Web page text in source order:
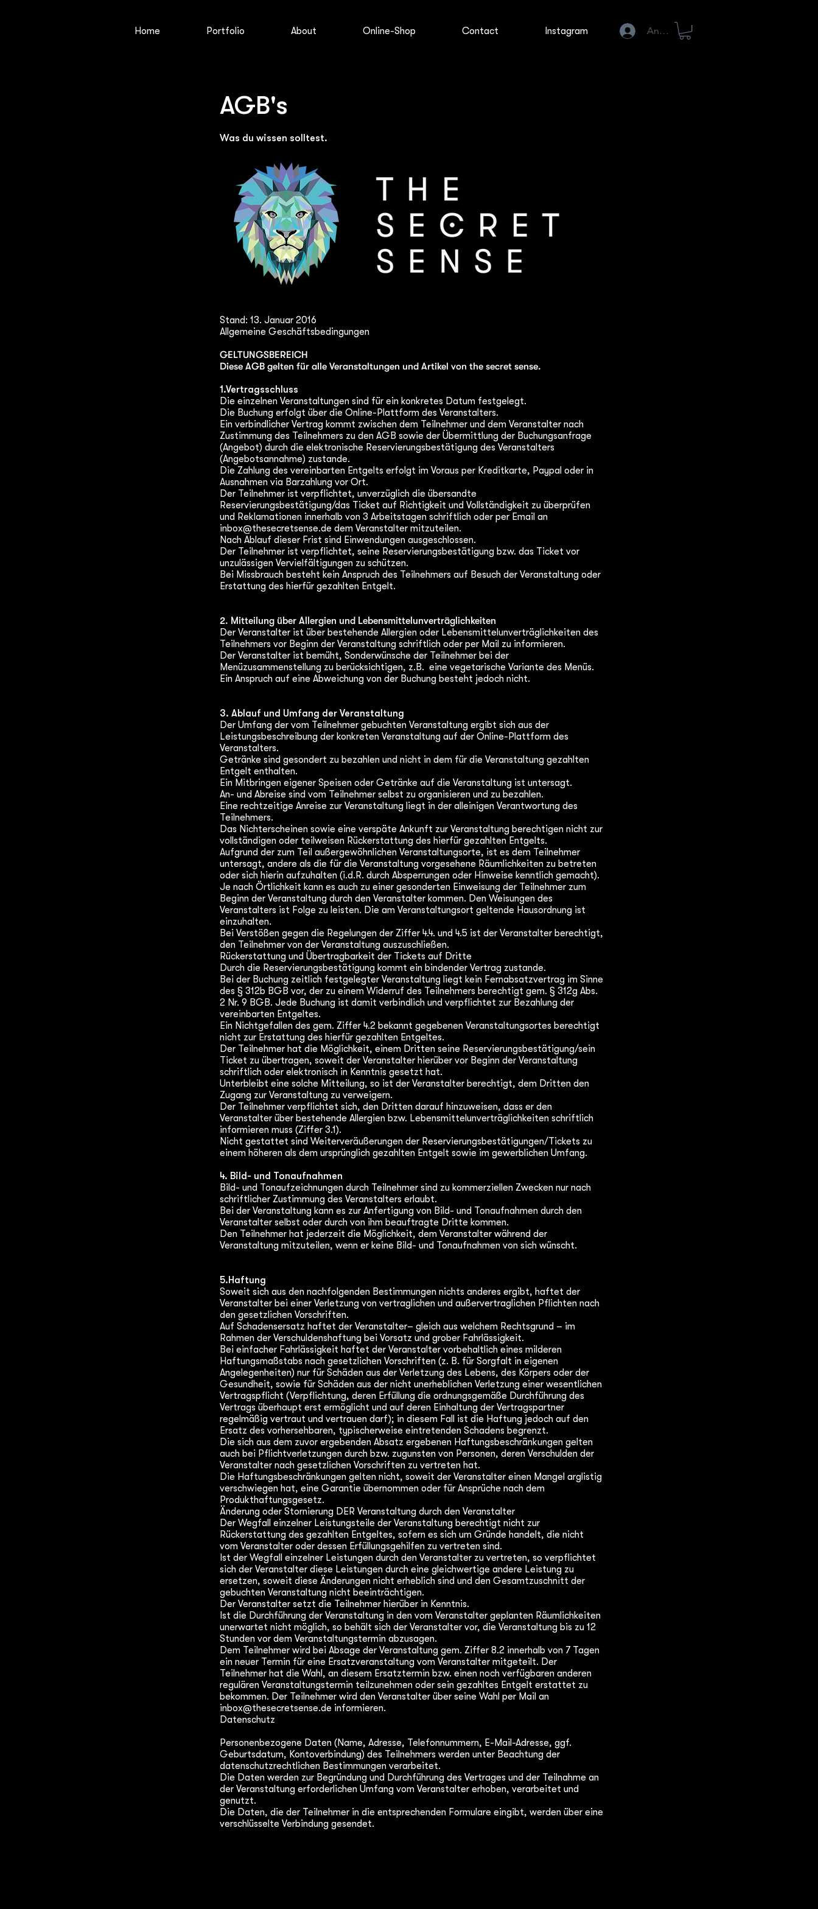
Home Portfolio About Online-Shop Contact Instagram Anmelden
AGB's
Was du wissen solltest.
Stand: 13. Januar 2016
Allgemeine Geschäftsbedingungen
GELTUNGSBEREICH
Diese AGB gelten für alle Veranstaltungen und Artikel von the secret sense.
1.Vertragsschluss
Die einzelnen Veranstaltungen sind für ein konkretes Datum festgelegt.
Die Buchung erfolgt über die Online-Plattform des Veranstalters.
Ein verbindlicher Vertrag kommt zwischen dem Teilnehmer und dem Veranstalter nach
Zustimmung des Teilnehmers zu den AGB sowie der Übermittlung der Buchungsanfrage
(Angebot) durch die elektronische Reservierungsbestätigung des Veranstalters
(Angebotsannahme) zustande.
Die Zahlung des vereinbarten Entgelts erfolgt im Voraus per Kreditkarte, Paypal oder in
Ausnahmen via Barzahlung vor Ort.
Der Teilnehmer ist verpflichtet, unverzüglich die übersandte
Reservierungsbestätigung/das Ticket auf Richtigkeit und Vollständigkeit zu überprüfen
und Reklamationen innerhalb von 3 Arbeitstagen schriftlich oder per Email an
inbox@thesecretsense.de dem Veranstalter mitzuteilen.
Nach Ablauf dieser Frist sind Einwendungen ausgeschlossen.
Der Teilnehmer ist verpflichtet, seine Reservierungsbestätigung bzw. das Ticket vor
unzulässigen Vervielfältigungen zu schützen.
Bei Missbrauch besteht kein Anspruch des Teilnehmers auf Besuch der Veranstaltung oder
Erstattung des hierfür gezahlten Entgelt.
2. Mitteilung über Allergien und Lebensmittelunverträglichkeiten
Der Veranstalter ist über bestehende Allergien oder Lebensmittelunverträglichkeiten des
Teilnehmers vor Beginn der Veranstaltung schriftlich oder per Mail zu informieren.
Der Veranstalter ist bemüht, Sonderwünsche der Teilnehmer bei der
Menüzusammenstellung zu berücksichtigen, z.B. eine vegetarische Variante des Menüs.
Ein Anspruch auf eine Abweichung von der Buchung besteht jedoch nicht.
3. Ablauf und Umfang der Veranstaltung
Der Umfang der vom Teilnehmer gebuchten Veranstaltung ergibt sich aus der
Leistungsbeschreibung der konkreten Veranstaltung auf der Online-Plattform des
Veranstalters.
Getränke sind gesondert zu bezahlen und nicht in dem für die Veranstaltung gezahlten
Entgelt enthalten.
Ein Mitbringen eigener Speisen oder Getränke auf die Veranstaltung ist untersagt.
An- und Abreise sind vom Teilnehmer selbst zu organisieren und zu bezahlen.
Eine rechtzeitige Anreise zur Veranstaltung liegt in der alleinigen Verantwortung des
Teilnehmers.
Das Nichterscheinen sowie eine verspäte Ankunft zur Veranstaltung berechtigen nicht zur
vollständigen oder teilweisen Rückerstattung des hierfür gezahlten Entgelts.
Aufgrund der zum Teil außergewöhnlichen Veranstaltungsorte, ist es dem Teilnehmer
untersagt, andere als die für die Veranstaltung vorgesehene Räumlichkeiten zu betreten
oder sich hierin aufzuhalten (i.d.R. durch Absperrungen oder Hinweise kenntlich gemacht).
Je nach Örtlichkeit kann es auch zu einer gesonderten Einweisung der Teilnehmer zum
Beginn der Veranstaltung durch den Veranstalter kommen. Den Weisungen des
Veranstalters ist Folge zu leisten. Die am Veranstaltungsort geltende Hausordnung ist
einzuhalten.​​
​Bei Verstößen gegen die Regelungen der Ziffer 4.4. und 4.5 ist der Veranstalter berechtigt,
den Teilnehmer von der Veranstaltung auszuschließen.
Rückerstattung und Übertragbarkeit der Tickets auf Dritte
Durch die Reservierungsbestätigung kommt ein bindender Vertrag zustande.
Bei der Buchung zeitlich festgelegter Veranstaltung liegt kein Fernabsatzvertrag im Sinne
des § 312b BGB vor, der zu einem Widerruf des Teilnehmers berechtigt gem. § 312g Abs.
2 Nr. 9 BGB. Jede Buchung ist damit verbindlich und verpflichtet zur Bezahlung der
vereinbarten Entgeltes.
Ein Nichtgefallen des gem. Ziffer 4.2 bekannt gegebenen Veranstaltungsortes berechtigt
nicht zur Erstattung des hierfür gezahlten Entgeltes.
Der Teilnehmer hat die Möglichkeit, einem Dritten seine Reservierungsbestätigung/sein
Ticket zu übertragen, soweit der Veranstalter hierüber vor Beginn der Veranstaltung
schriftlich oder elektronisch in Kenntnis gesetzt hat.
Unterbleibt eine solche Mitteilung, so ist der Veranstalter berechtigt, dem Dritten den
Zugang zur Veranstaltung zu verweigern.
Der Teilnehmer verpflichtet sich, den Dritten darauf hinzuweisen, dass er den
Veranstalter über bestehende Allergien bzw. Lebensmittelunverträglichkeiten schriftlich
informieren muss (Ziffer 3.1).
Nicht gestattet sind Weiterveräußerungen der Reservierungsbestätigungen/Tickets zu
einem höheren als dem ursprünglich gezahlten Entgelt sowie im gewerblichen Umfang.
4. Bild- und Tonaufnahmen
Bild- und Tonaufzeichnungen durch Teilnehmer sind zu kommerziellen Zwecken nur nach
schriftlicher Zustimmung des Veranstalters erlaubt.
Bei der Veranstaltung kann es zur Anfertigung von Bild- und Tonaufnahmen durch den
Veranstalter selbst oder durch von ihm beauftragte Dritte kommen.
Den Teilnehmer hat jederzeit die Möglichkeit, dem Veranstalter während der
Veranstaltung mitzuteilen, wenn er keine Bild- und Tonaufnahmen von sich wünscht.
5.Haftung
Soweit sich aus den nachfolgenden Bestimmungen nichts anderes ergibt, haftet der
Veranstalter bei einer Verletzung von vertraglichen und außervertraglichen Pflichten nach
den gesetzlichen Vorschriften.
Auf Schadensersatz haftet der Veranstalter– gleich aus welchem Rechtsgrund – im
Rahmen der Verschuldenshaftung bei Vorsatz und grober Fahrlässigkeit.
Bei einfacher Fahrlässigkeit haftet der Veranstalter vorbehaltlich eines milderen
Haftungsmaßstabs nach gesetzlichen Vorschriften (z. B. für Sorgfalt in eigenen
Angelegenheiten) nur für Schäden aus der Verletzung des Lebens, des Körpers oder der
Gesundheit, sowie für Schäden aus der nicht unerheblichen Verletzung einer wesentlichen
Vertragspflicht (Verpflichtung, deren Erfüllung die ordnungsgemäße Durchführung des
Vertrags überhaupt erst ermöglicht und auf deren Einhaltung der Vertragspartner
regelmäßig vertraut und vertrauen darf); in diesem Fall ist die Haftung jedoch auf den
Ersatz des vorhersehbaren, typischerweise eintretenden Schadens begrenzt.
Die sich aus dem zuvor ergebenden Absatz ergebenen Haftungsbeschränkungen gelten
auch bei Pflichtverletzungen durch bzw. zugunsten von Personen, deren Verschulden der
Veranstalter nach gesetzlichen Vorschriften zu vertreten hat.
Die Haftungsbeschränkungen gelten nicht, soweit der Veranstalter einen Mangel arglistig
verschwiegen hat, eine Garantie übernommen oder für Ansprüche nach dem
Produkthaftungsgesetz.
Änderung oder Stornierung DER Veranstaltung durch den Veranstalter
Der Wegfall einzelner Leistungsteile der Veranstaltung berechtigt nicht zur
Rückerstattung des gezahlten Entgeltes, sofern es sich um Gründe handelt, die nicht
vom Veranstalter oder dessen Erfüllungsgehilfen zu vertreten sind.
Ist der Wegfall einzelner Leistungen durch den Veranstalter zu vertreten, so verpflichtet
sich der Veranstalter diese Leistungen durch eine gleichwertige andere Leistung zu
ersetzen, soweit diese Änderungen nicht erheblich sind und den Gesamtzuschnitt der
gebuchten Veranstaltung nicht beeinträchtigen.
Der Veranstalter setzt die Teilnehmer hierüber in Kenntnis.
Ist die Durchführung der Veranstaltung in den vom Veranstalter geplanten Räumlichkeiten
unerwartet nicht möglich, so behält sich der Veranstalter vor, die Veranstaltung bis zu 12
Stunden vor dem Veranstaltungstermin abzusagen.
Dem Teilnehmer wird bei Absage der Veranstaltung gem. Ziffer 8.2 innerhalb von 7 Tagen
ein neuer Termin für eine Ersatzveranstaltung vom Veranstalter mitgeteilt. Der
Teilnehmer hat die Wahl, an diesem Ersatztermin bzw. einen noch verfügbaren anderen
regulären Veranstaltungstermin teilzunehmen oder sein gezahltes Entgelt erstattet zu
bekommen. Der Teilnehmer wird den Veranstalter über seine Wahl per Mail an
inbox@thesecretsense.de informieren.
Datenschutz
Personenbezogene Daten (Name, Adresse, Telefonnummern, E-Mail-Adresse, ggf.
Geburtsdatum, Kontoverbindung) des Teilnehmers werden unter Beachtung der
datenschutzrechtlichen Bestimmungen verarbeitet.
Die Daten werden zur Begründung und Durchführung des Vertrages und der Teilnahme an
der Veranstaltung erforderlichen Umfang vom Veranstalter erhoben, verarbeitet und
genutzt.
Die Daten, die der Teilnehmer in die entsprechenden Formulare eingibt, werden über eine
verschlüsselte Verbindung gesendet.